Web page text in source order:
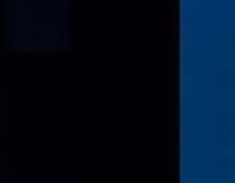
coordinatrice
in Consiglio